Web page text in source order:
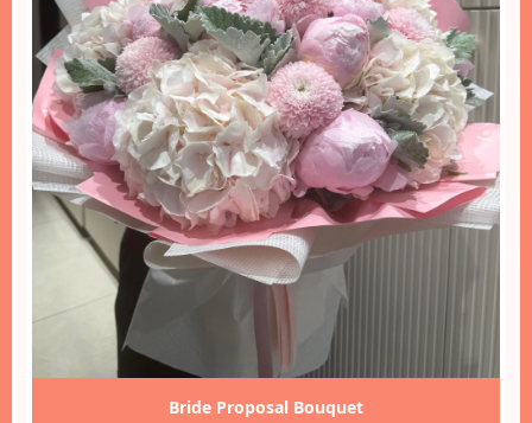
Bride Proposal Bouquet